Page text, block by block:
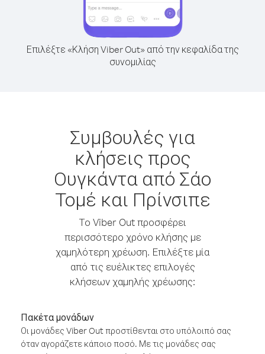
Επιλέξτε «Κλήση Viber Out» από την κεφαλίδα της
συνομιλίας
Συμβουλές για
κλήσεις προς
Ουγκάντα από Σάο
Τομέ και Πρίνσιπε
Το Viber Out προσφέρει
περισσότερο χρόνο κλήσης με
χαμηλότερη χρέωση. Επιλέξτε μία
από τις ευέλικτες επιλογές
κλήσεων χαμηλής χρέωσης:
Πακέτα μονάδων
Οι μονάδες Viber Out προστίθενται στο υπόλοιπό σας
όταν αγοράζετε κάποιο ποσό. Με τις μονάδες σας